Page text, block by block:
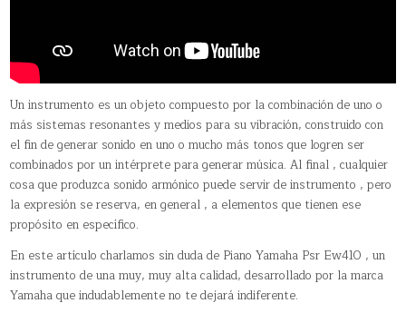
Un instrumento es un objeto compuesto por la combinación de uno o
más sistemas resonantes y medios para su vibración, construido con
el fin de generar sonido en uno o mucho más tonos que logren ser
combinados por un intérprete para generar música. Al final , cualquier
cosa que produzca sonido armónico puede servir de instrumento , pero
la expresión se reserva, en general , a elementos que tienen ese
propósito en específico.
En este artículo charlamos sin duda de Piano Yamaha Psr Ew410 , un
instrumento de una muy, muy alta calidad, desarrollado por la marca
Yamaha que indudablemente no te dejará indiferente.